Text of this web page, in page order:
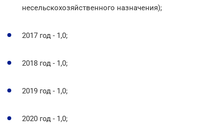
несельскохозяйственного назначения);
2017 год - 1,0;
2018 год - 1,0;
2019 год - 1,0;
2020 год - 1,0;